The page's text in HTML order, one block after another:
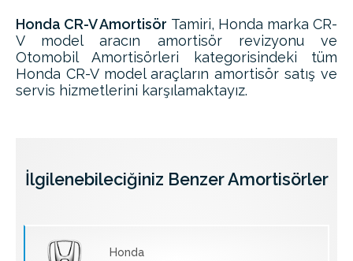
Honda CR-V Amortisör Tamiri, Honda marka CR-
V model aracın amortisör revizyonu ve
Otomobil Amortisörleri kategorisindeki tüm
Honda CR-V model araçların amortisör satış ve
servis hizmetlerini karşılamaktayız.
İlgilenebileciğiniz Benzer Amortisörler
Honda